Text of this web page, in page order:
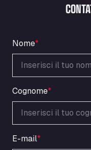
Nellinger Str.
ARAL
GmbH
Obernburger Str.
Ardleigh South
a120 westbound,
Area 47
Autovia A4
Area de
Nome*
Cognome*
E-mail*